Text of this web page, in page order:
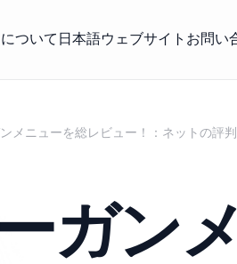
ついて 日本語ウェブサイト お問い
メニューを総レビュー！：ネットの評判
ガン